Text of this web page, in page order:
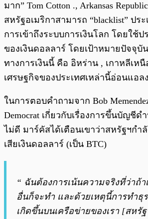
มาก” Tom Cotton ., Arkansas
สหรัฐอเมริกาสามารถ “blacklist” ปร
การเข้าถึงระบบการเงินโลก โดยใช้
ของเงินดอลลาร์ โดยเป้าหมายปัจจุบั
ทางการเงินนี้ คือ อิหร่าน , เกาหลีเห
เศรษฐกิจของประเทศเหล่านี้อ่อนแอลง
ในการตอบคำถามจาก Bob
Democrat เกี่ยวกับเรื่องการขึ้นบัญชีด
ไม่ดี มาร์คัสได้เตือนเขาว่าสหรัฐฯกำ
เสียเงินดอลลาร์ (เป็น BTC)
“ ฉันต้องการเน้นความจริงที่ว่าถ้
อื่นก็จะทำ และด้วยเหตุนี้การทำธุ
เกิดขึ้นบนเครือข่ายของเรา [สหรั